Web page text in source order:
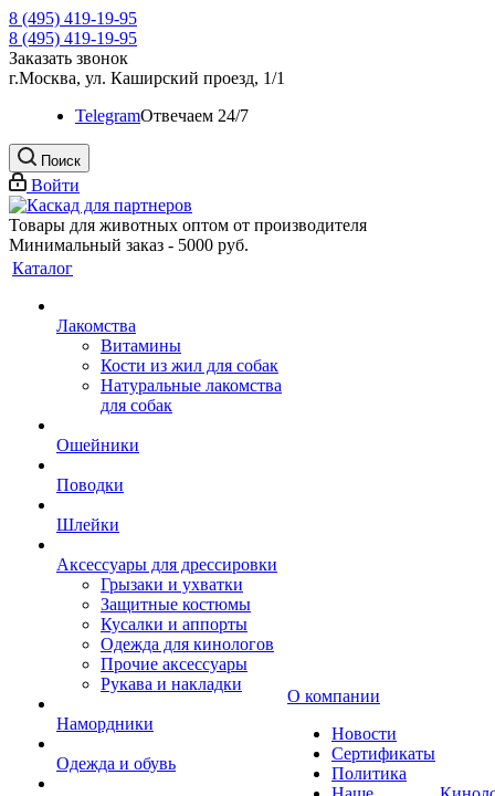
8 (495) 419-19-95
8 (495) 419-19-95
Заказать звонок
г.Москва, ул. Каширский проезд, 1/1
TelegramOтвечаем 24/7
Поиск
Войти
Товары для животных оптом от производителя
Минимальный заказ - 5000 руб.
Каталог
Лакомства
Витамины
Кости из жил для собак
Натуральные лакомства
для собак
Ошейники
Поводки
Шлейки
Аксессуары для дрессировки
Грызаки и ухватки
Защитные костюмы
Кусалки и аппорты
Одежда для кинологов
Прочие аксессуары
Рукава и накладки
Намордники
Одежда и обувь
О компании
Новости
Сертификаты
Политика